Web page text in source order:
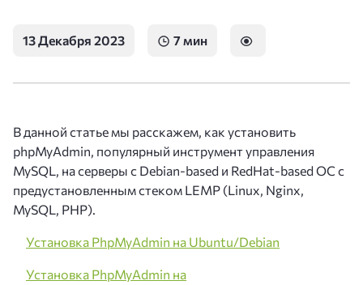
13 Декабря 2023 7 мин
В данной статье мы расскажем, как установить
phpMyAdmin, популярный инструмент управления
MySQL, на серверы с Debian-based и RedHat-based ОС с
предустановленным стеком LEMP (Linux, Nginx,
MySQL, PHP).
Установка PhpMyAdmin на Ubuntu/Debian
Установка PhpMyAdmin на